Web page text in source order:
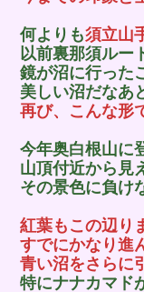
何よりも須立山
以前裏那須ルー
鏡が沼に行った
美しい沼だなあ
再び、こんな形
今年奥白根山に
山頂付近から見
その景色に負け
紅葉もこの辺り
すでにかなり進
青い沼をさらに
特にナナカマド